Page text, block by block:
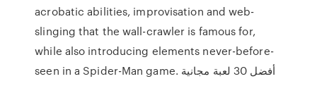
acrobatic abilities, improvisation and web-
slinging that the wall-crawler is famous for,
while also introducing elements never-before-
seen in a Spider-Man game. أفضل 30 لعبة مجانية